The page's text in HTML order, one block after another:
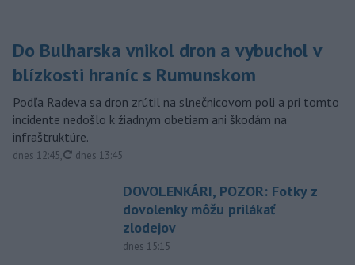
Do Bulharska vnikol dron a vybuchol v
blízkosti hraníc s Rumunskom
Podľa Radeva sa dron zrútil na slnečnicovom poli a pri tomto
incidente nedošlo k žiadnym obetiam ani škodám na
infraštruktúre.
dnes 12:45, aktualizované
dnes 13:45
DOVOLENKÁRI, POZOR: Fotky z
dovolenky môžu prilákať
zlodejov
dnes 15:15